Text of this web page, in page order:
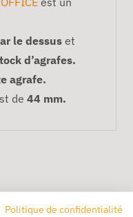
le dessuset
d’agrafes.
agrafe.
de 44 mm.
Politique de confidentialité